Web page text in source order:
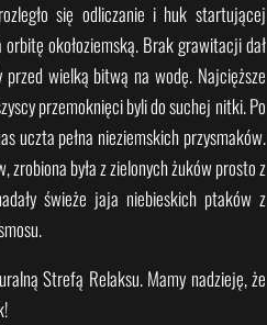
się odliczanie i huk startującej
okołoziemską. Brak grawitacji dał
wielką bitwą na wodę. Najcięższe
przemoknięci byli do suchej nitki. Po
uczta pełna nieziemskich przysmaków.
była z zielonych żuków prosto z
świeże jaja niebieskich ptaków z
Strefą Relaksu. Mamy nadzieję, że